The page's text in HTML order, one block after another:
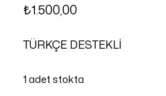
₺1.500,00
TÜRKÇE DESTEKLİ
1 adet stokta